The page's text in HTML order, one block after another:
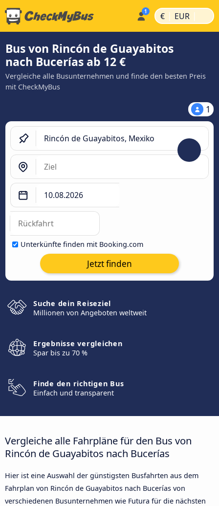
€ | EUR |
Bus von Rincón de Guayabitos
nach Bucerías ab 12 €
Vergleiche alle Busunternehmen und finde den besten Preis
mit CheckMyBus
1
Unterkünfte finden mit Booking.com
Jetzt finden
Suche dein Reiseziel
Millionen von Angeboten weltweit
Ergebnisse vergleichen
Spar bis zu 70 %
Finde den richtigen Bus
Einfach und transparent
Vergleiche alle Fahrpläne für den Bus von
Rincón de Guayabitos nach Bucerías
Hier ist eine Auswahl der günstigsten Busfahrten aus dem
Fahrplan von Rincón de Guayabitos nach Bucerías von
verschiedenen Busunternehmen wie Futura für die nächsten